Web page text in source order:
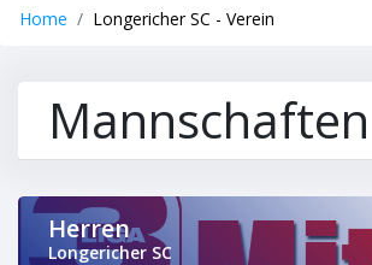
Home Longericher SC - Verein
Mannschaften
Herren
Longericher SC